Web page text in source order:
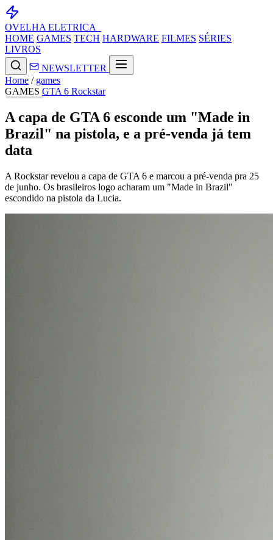
OVELHA ELETRICA_
HOME GAMES TECH HARDWARE FILMES SÉRIES
LIVROS
NEWSLETTER
Home / games
GAMES GTA 6 Rockstar
A capa de GTA 6 esconde um "Made in
Brazil" na pistola, e a pré-venda já tem
data
A Rockstar revelou a capa de GTA 6 e marcou a pré-venda pra 25
de junho. Os brasileiros logo acharam um "Made in Brazil"
escondido na pistola da Lucia.